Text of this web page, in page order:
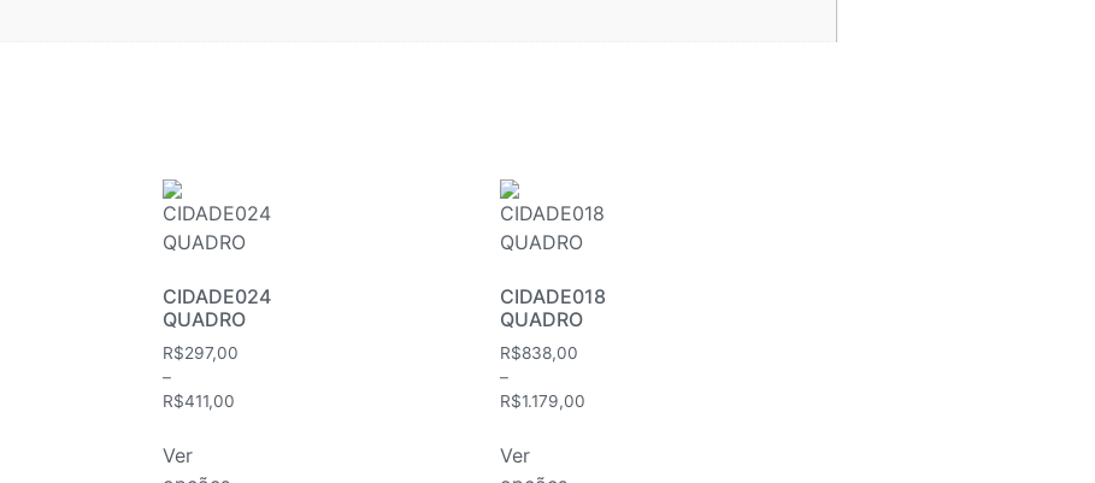
CIDADE024
QUADRO
R$297,00
–
R$411,00
Ver
CIDADE018
QUADRO
R$838,00
–
R$1.179,00
Ver